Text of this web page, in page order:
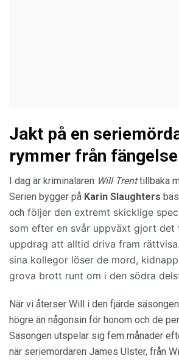
Jakt på en
rymmer från fängelse
I dag är kriminalaren Will Trenttillbaka
Serien bygger på Karin Slaughters
och följer den extremt skicklige
som efter en svår uppväxt gjort
uppdrag att alltid driva fram
sina kollegor löser de mord,
grova brott runt om i den södra
När vi återser Will i den fjärde
högre än någonsin för honom och de
Säsongen utspelar sig fem månader
när seriemördaren James Ulster, från